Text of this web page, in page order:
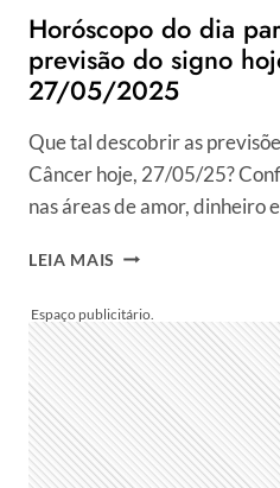
Horóscopo do dia
previsão do signo
27/05/2025
Que tal descobrir as
Câncer hoje, 27/05/25?
nas áreas de amor, dinheiro
LEIA MAIS HORÓSCOPO
PARA
CÂNCER:
VEJA
PREVISÃO
DO
SIGNO
HOJE,